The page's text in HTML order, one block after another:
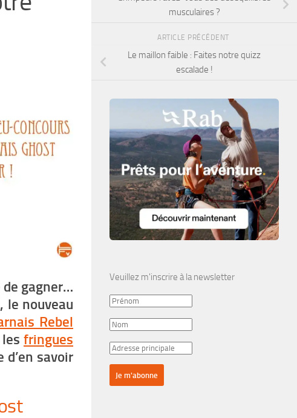
de gagner…
le nouveau
Rebel
lesfringues
savoir
musculaires ?
ARTICLE PRÉCÉDENT
Le maillon faible : Faites notre quizz
escalade !
Veuillez m'inscrire à la newsletter